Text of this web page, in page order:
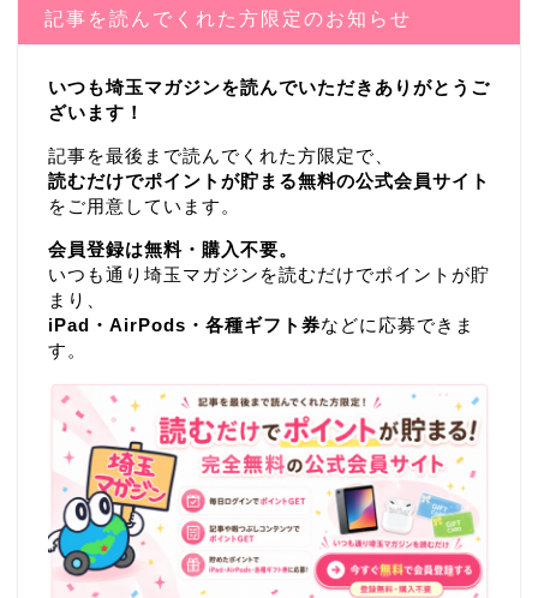
記事を読んでくれた方限定のお知らせ
いつも埼玉マガジンを読んでいただきありがとうご
ざいます！
記事を最後まで読んでくれた方限定で、
読むだけでポイントが貯まる無料の公式会員サイト
をご用意しています。
会員登録は無料・購入不要。
いつも通り埼玉マガジンを読むだけでポイントが貯
まり、
iPad・AirPods・各種ギフト券などに応募できま
す。